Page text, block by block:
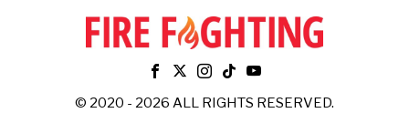
© 2020 - 2026 ALL RIGHTS RESERVED.